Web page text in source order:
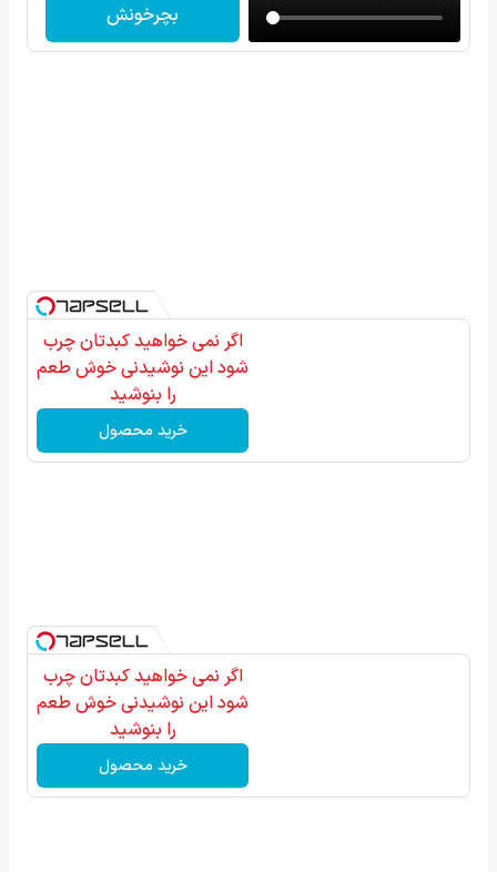
بچرخونش
اگر نمی خواهید کبدتان چرب
شود این نوشیدنی خوش طعم
را بنوشید
خرید محصول
اگر نمی خواهید کبدتان چرب
شود این نوشیدنی خوش طعم
را بنوشید
خرید محصول